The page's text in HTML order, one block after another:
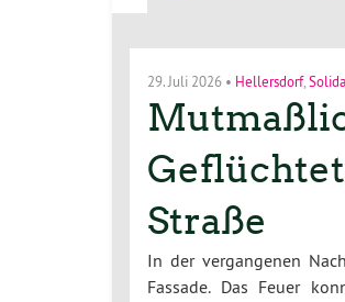
29. Juli 2026 • Hellersdorf,
Straße
In der vergangenen
Fassade. Das Feuer